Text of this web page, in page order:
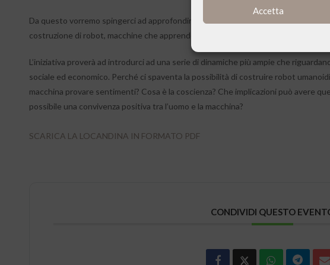
Accetta
Da questo vorremo spingerci ad approfondire gli attuali progressi in campo
costruzione di robot, macchine che apprendono autonomamente, reti neurali.
L’iniziativa proverà ad introdurci ad una serie di dinamiche più ampie che
sociale ed economico. Perché ci spaventa la possibilità di costruire robot
macchina provare sentimenti? Cosa è la coscienza? Che implicazioni può avere
possibile una convivenza positiva tra l’uomo e la macchina?
SCARICA LA LOCANDINA IN FORMATO PDF
CONDIVIDI QUESTO